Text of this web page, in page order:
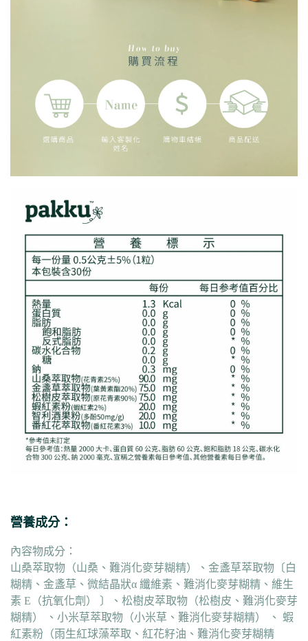
營養成分：
內容物成分：
山桑萃取物（山桑、難消化麥芽糊精）、金盞草萃取物〔白
糊精、金盞草、微結晶狀α 纖維素、難消化麥芽糊精、維生
素 E（抗氧化劑） 〕、松樹皮萃取物（松樹皮、難消化麥芽
糊精） 、小米草萃取物（小米草、難消化麥芽糊精） 、 蝦
紅素粉（雨生紅球藻萃取、紅花籽油、難消化麥芽糊精